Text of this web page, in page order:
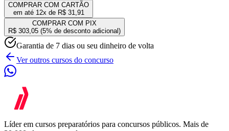
COMPRAR COM CARTÃO
em até 12x de R$ 31,91
COMPRAR COM PIX
R$ 303,05 (5% de desconto adicional)
Garantia de 7 dias ou seu dinheiro de volta
Ver outros cursos do concurso
Líder em cursos preparatórios para concursos públicos. Mais de